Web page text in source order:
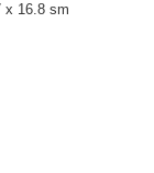
x 16.8 sm